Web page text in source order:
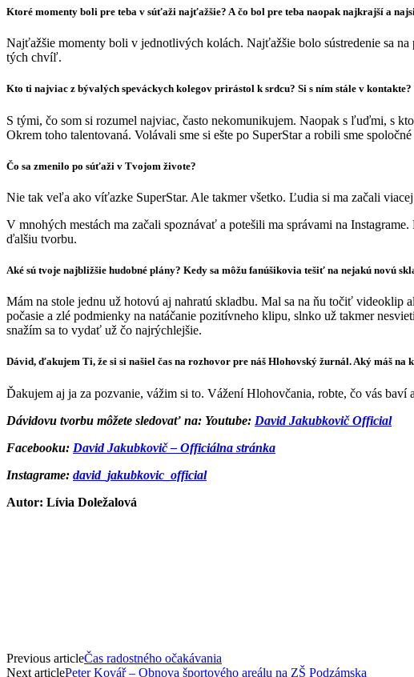
Ktoré momenty boli pre teba v súťaži najťažšie? A čo bol pre teba naopak najkrajší a
Najťažšie momenty boli v jednotlivých kolách. Najťažšie bolo sústredenie sa
tých chvíľ.
Kto ti najviac z bývalých speváckych kolegov prirástol k srdcu? Si s ním stále v kontakte?
S tými, čo som si rozumel najviac, často nekomunikujem. Naopak s ľuďmi, s
Okrem toho talentovaná. Volávali sme si ešte po SuperStar a robili sme
Čo sa zmenilo po súťaži v Tvojom živote?
Nie tak veľa ako víťazke SuperStar. Ale takmer všetko. Ľudia si ma začali
V mnohých mestách ma začali spoznávať a potešili ma správami na
ďalšiu tvorbu.
Aké sú tvoje najbližšie hudobné plány? Kedy sa môžu fanúšikovia tešiť na nejakú novú
Mám na stole jednu už hotovú aj nahratú skladbu. Mal sa na ňu točiť videoklip
počasie a zlé podmienky na natáčanie pozitívneho klipu, slnko už takmer
snažím sa to vydať už čo najrýchlejšie.
Dávid, ďakujem Ti, že si si našiel čas na rozhovor pre náš Hlohovský žurnál. Aký máš na
Ďakujem aj ja za pozvanie, vážim si to. Vážení Hlohovčania, robte, čo vás
Dávidovu tvorbu môžete sledovať na: Youtube: David Jakubkovič Official
Facebooku: David Jakubkovič – Officiálna stránka
Instagrame: david_jakubkovic_official
Autor: Lívia Doležalová
Previous articleČas radostného očakávania
Next articlePeter Kovář – Obnova športového areálu na ZŠ Podzámska